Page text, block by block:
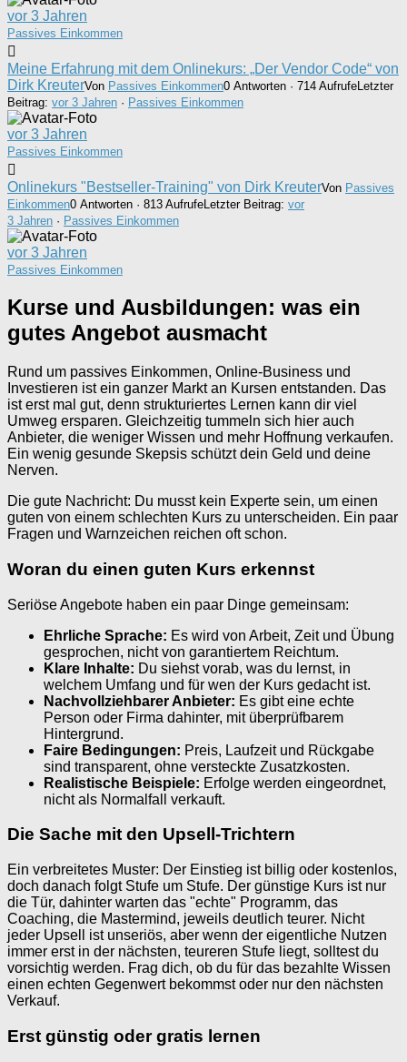
vor 3 Jahren
Passives Einkommen
Meine Erfahrung mit dem Onlinekurs: „Der Vendor Code“ von
Dirk KreuterVon Passives Einkommen0 Antworten · 714 AufrufeLetzter
Beitrag: vor 3 Jahren · Passives Einkommen
vor 3 Jahren
Passives Einkommen
Onlinekurs "Bestseller-Training" von Dirk KreuterVon Passives
Einkommen0 Antworten · 813 AufrufeLetzter Beitrag: vor
3 Jahren · Passives Einkommen
vor 3 Jahren
Passives Einkommen
Kurse und Ausbildungen: was ein
gutes Angebot ausmacht
Rund um passives Einkommen, Online-Business und
Investieren ist ein ganzer Markt an Kursen entstanden. Das
ist erst mal gut, denn strukturiertes Lernen kann dir viel
Umweg ersparen. Gleichzeitig tummeln sich hier auch
Anbieter, die weniger Wissen und mehr Hoffnung verkaufen.
Ein wenig gesunde Skepsis schützt dein Geld und deine
Nerven.
Die gute Nachricht: Du musst kein Experte sein, um einen
guten von einem schlechten Kurs zu unterscheiden. Ein paar
Fragen und Warnzeichen reichen oft schon.
Woran du einen guten Kurs erkennst
Seriöse Angebote haben ein paar Dinge gemeinsam:
Ehrliche Sprache: Es wird von Arbeit, Zeit und Übung
gesprochen, nicht von garantiertem Reichtum.
Klare Inhalte: Du siehst vorab, was du lernst, in
welchem Umfang und für wen der Kurs gedacht ist.
Nachvollziehbarer Anbieter: Es gibt eine echte
Person oder Firma dahinter, mit überprüfbarem
Hintergrund.
Faire Bedingungen: Preis, Laufzeit und Rückgabe
sind transparent, ohne versteckte Zusatzkosten.
Realistische Beispiele: Erfolge werden eingeordnet,
nicht als Normalfall verkauft.
Die Sache mit den Upsell-Trichtern
Ein verbreitetes Muster: Der Einstieg ist billig oder kostenlos,
doch danach folgt Stufe um Stufe. Der günstige Kurs ist nur
die Tür, dahinter warten das "echte" Programm, das
Coaching, die Mastermind, jeweils deutlich teurer. Nicht
jeder Upsell ist unseriös, aber wenn der eigentliche Nutzen
immer erst in der nächsten, teureren Stufe liegt, solltest du
vorsichtig werden. Frag dich, ob du für das bezahlte Wissen
einen echten Gegenwert bekommst oder nur den nächsten
Verkauf.
Erst günstig oder gratis lernen